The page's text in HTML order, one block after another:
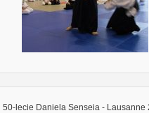
50-lecie Daniela Senseia - Lausanne